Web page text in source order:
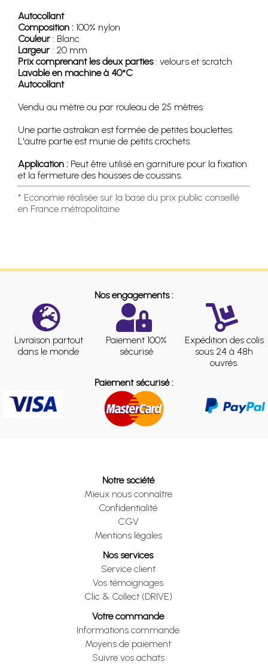
Autocollant
Composition : 100% nylon
Couleur: Blanc
Largeur: 20 mm
Prix comprenant les deux parties: velours et scratch
Lavable en machine à 40°C
Autocollant
Vendu au mètre ou par rouleau de 25 mètres
Une partie astrakan est formée de petites bouclettes.
L'autre partie est munie de petits crochets.
Application : Peut être utilisé en garniture pour la fixation
et la fermeture des housses de coussins.
* Economie réalisée sur la base du prix public conseillé
en France métropolitaine
Nos engagements :
Livraison partout
dans le monde
Paiement 100%
sécurisé
Expédition des colis
sous 24 à 48h
ouvrés.
Paiement sécurisé :
Notre société
Mieux nous connaître
Confidentialité
CGV
Mentions légales
Nos services
Service client
Vos témoignages
Clic & Collect (DRIVE)
Votre commande
Informations commande
Moyens de paiement
Suivre vos achats